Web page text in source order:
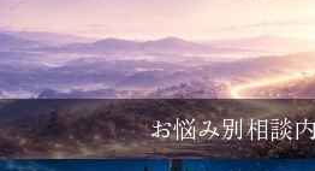
お悩み別相談